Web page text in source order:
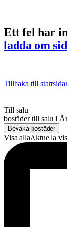
Ett fel har
ladda om
Tillbaka till
Till salu
bostäder till salu i
Bevaka bostäder
Visa allaAktuella